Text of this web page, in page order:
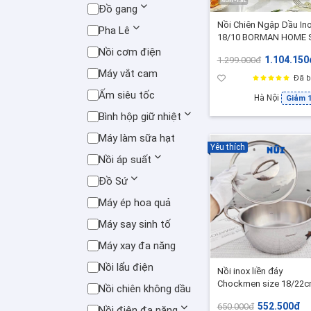
Đồ gang
Pha Lê
Nồi cơm điện
Máy vắt cam
Ấm siêu tốc
Bình hộp giữ nhiệt
Máy làm sữa hạt
Nồi áp suất
Đồ Sứ
Máy ép hoa quả
Máy say sinh tố
Máy xay đa năng
Nồi lẩu điện
Nồi chiên không dầu
Nồi Chiên Ngập Dầu
18/10 BORMAN HOME
Dầu 1.8L - BH505
1.299.000đ
Đã
Hà Nội Giảm
Nồi inox liền đáy
Chockmen size 18/
bếp từ bằng inox 18/10
650.000đ 552.500đ
Yêu thích